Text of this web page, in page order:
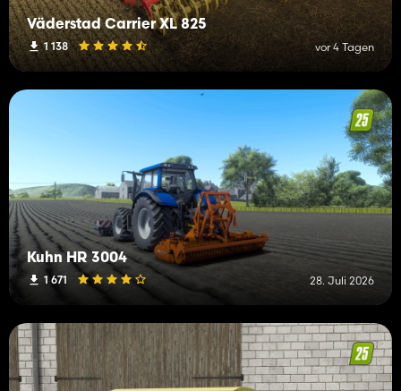
Väderstad Carrier XL 825
1 138 vor 4 Tagen
Kuhn HR 3004
1 671 28. Juli 2026